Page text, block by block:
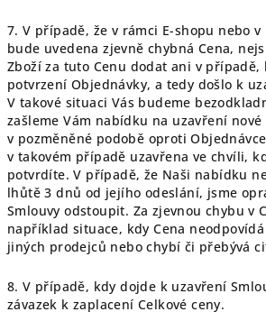
7. V případě, že v rámci E-shopu nebo
bude uvedena zjevně chybná Cena,
Zboží za tuto Cenu dodat ani v případě,
potvrzení Objednávky, a tedy došlo k
V takové situaci Vás budeme
zašleme Vám nabídku na uzavření nové
v pozměněné podobě oproti
v takovém případě uzavřena ve chvíli,
potvrdíte. V případě, že Naši nabídku
lhůtě 3 dnů od jejího odeslání, jsme
Smlouvy odstoupit. Za zjevnou chybu v
například situace, kdy Cena
jiných prodejců nebo chybí či přebývá
8. V případě, kdy dojde k uzavření
závazek k zaplacení Celkové ceny.